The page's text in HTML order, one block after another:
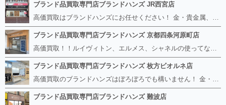
ブランド品買取専門店ブランドハンズ JR西宮店
高価買取はブランドハンズにお任せください！ 金・貴金属、ルイヴィトン、エルメス、シャネル、ロレックスは特に力を入れておりますが、 他店で断られたボロボロになったバッグや財布、壊れたブランド品、時計、千切れた貴金属もお買取り可能です。 経験豊富な鑑定士が宝石やダイヤモンドの鑑定書がないものでもしっかり見させて頂きます。 その他ブランド食器、銀シルバー製品、美容機器、脱毛器、スマホなど幅広く取り扱っております！ 是非お気軽にお越しください。
ブランド品買取専門店ブランドハンズ 京都四条河原町店
高価買取！！ルイヴィトン、エルメス、シャネルの使ってないものなど ブランドハンズならボロボロでも構いません。 他店に断られたものも当店ならお買取り可能です！ ロレックスやフェンディ、グッチも大歓迎です！ ブランド品や貴金属、時計、宝石、ダイヤモンドは特に高価買取ですのでお査定だけでもお待ちしております。
ブランド品買取専門店ブランドハンズ 枚方ビオルネ店
高価買取のブランドハンズはぼろぼろでも構いません！ 金・貴金属、ルイヴィトンやエルメス、シャネルの使ってないものはございませんか？ 他店に断られたものも当店ならお買取り可能です！ ロレックスやフェンディ、グッチも大歓迎！ ブランド品や貴金属、時計、宝石、ダイヤモンドは特に高価買取ですがブランド食器、スマホ、美容機器、銀製品など幅広く取り扱っております。
ブランド品買取専門店ブランドハンズ 難波店